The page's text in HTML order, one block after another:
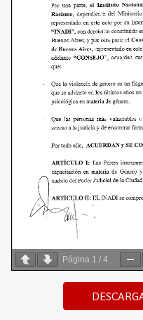
Página 1 / 4